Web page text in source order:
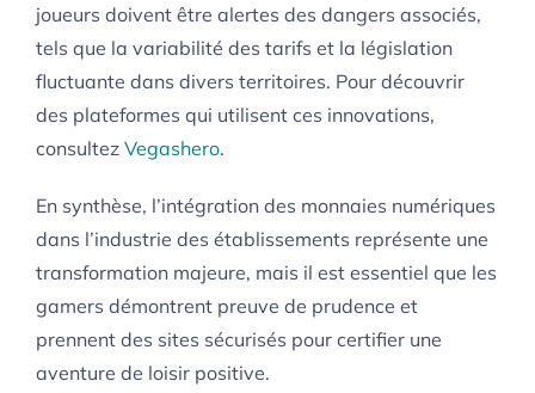
joueurs doivent être alertes des dangers associés,
tels que la variabilité des tarifs et la législation
fluctuante dans divers territoires. Pour découvrir
des plateformes qui utilisent ces innovations,
consultez Vegashero.
En synthèse, l’intégration des monnaies numériques
dans l’industrie des établissements représente une
transformation majeure, mais il est essentiel que les
gamers démontrent preuve de prudence et
prennent des sites sécurisés pour certifier une
aventure de loisir positive.